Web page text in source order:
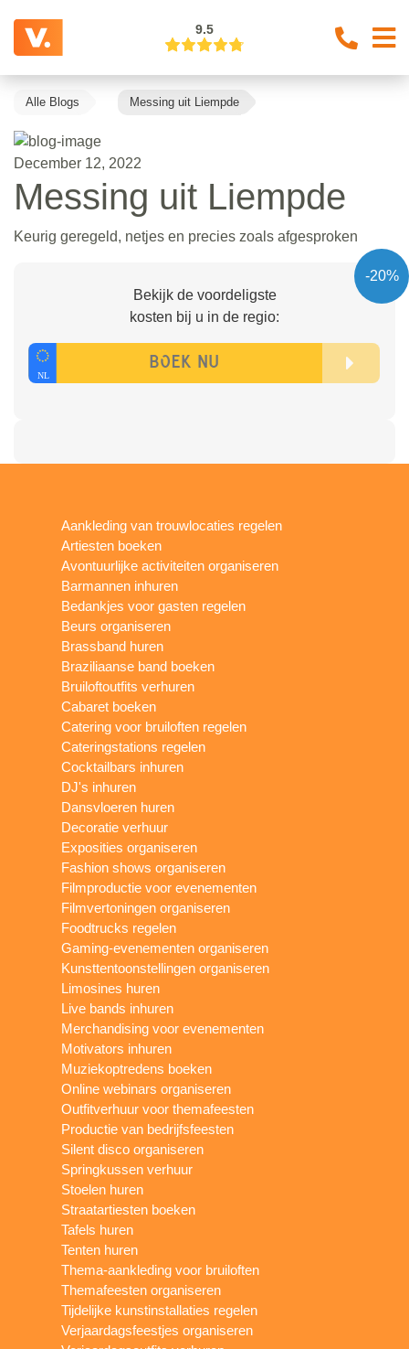
9.5
Alle Blogs Messing uit Liempde
December 12, 2022
Messing uit Liempde
Keurig geregeld, netjes en precies zoals afgesproken
-20%
Bekijk de voordeligste
kosten bij u in de regio:
Aankleding van trouwlocaties regelen
Artiesten boeken
Avontuurlijke activiteiten organiseren
Barmannen inhuren
Bedankjes voor gasten regelen
Beurs organiseren
Brassband huren
Braziliaanse band boeken
Bruiloftoutfits verhuren
Cabaret boeken
Catering voor bruiloften regelen
Cateringstations regelen
Cocktailbars inhuren
DJ's inhuren
Dansvloeren huren
Decoratie verhuur
Exposities organiseren
Fashion shows organiseren
Filmproductie voor evenementen
Filmvertoningen organiseren
Foodtrucks regelen
Gaming-evenementen organiseren
Kunsttentoonstellingen organiseren
Limosines huren
Live bands inhuren
Merchandising voor evenementen
Motivators inhuren
Muziekoptredens boeken
Online webinars organiseren
Outfitverhuur voor themafeesten
Productie van bedrijfsfeesten
Silent disco organiseren
Springkussen verhuur
Stoelen huren
Straatartiesten boeken
Tafels huren
Tenten huren
Thema-aankleding voor bruiloften
Themafeesten organiseren
Tijdelijke kunstinstallaties regelen
Verjaardagsfeestjes organiseren